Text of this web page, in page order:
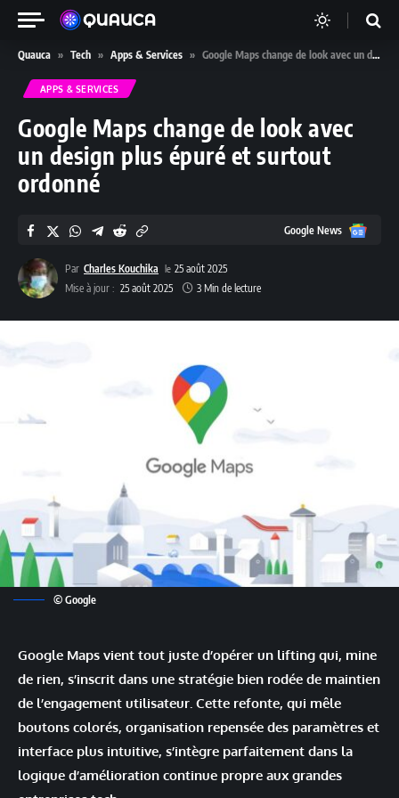
Quauca » Tech » Apps & Services » Google Maps change de look avec un design plus épuré et surtout ordonné
APPS & SERVICES
Google Maps change de look avec
un design plus épuré et surtout
ordonné
Par Charles Kouchika
25 août 2025
Mise à jour : 25 août 2025 3 Min de lecture
Google News Google
© Google
Google Maps vient tout juste d’opérer un lifting qui, mine
de rien, s’inscrit dans une stratégie bien rodée de maintien
de l’engagement utilisateur. Cette refonte, qui mêle
boutons colorés, organisation repensée des paramètres et
interface plus intuitive, s’intègre parfaitement dans la
logique d’amélioration continue propre aux grandes